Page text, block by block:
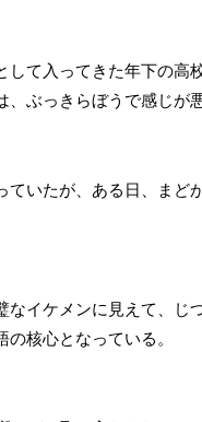
て入ってきた年下の高
ぶっきらぼうで感じが
いたが、ある日、まど
イケメンに見えて、じ
核心となっている。